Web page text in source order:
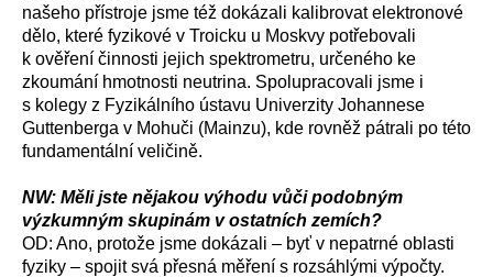
našeho přístroje jsme též dokázali kalibrovat elektronové
dělo, které fyzikové v Troicku u Moskvy potřebovali
k ověření činnosti jejich spektrometru, určeného ke
zkoumání hmotnosti neutrina. Spolupracovali jsme i
s kolegy z Fyzikálního ústavu Univerzity Johannese
Guttenberga v Mohuči (Mainzu), kde rovněž pátrali po této
fundamentální veličině.
NW: Měli jste nějakou výhodu vůči podobným
výzkumným skupinám v ostatních zemích?
OD: Ano, protože jsme dokázali – byť v nepatrné oblasti
fyziky – spojit svá přesná měření s rozsáhlými výpočty.